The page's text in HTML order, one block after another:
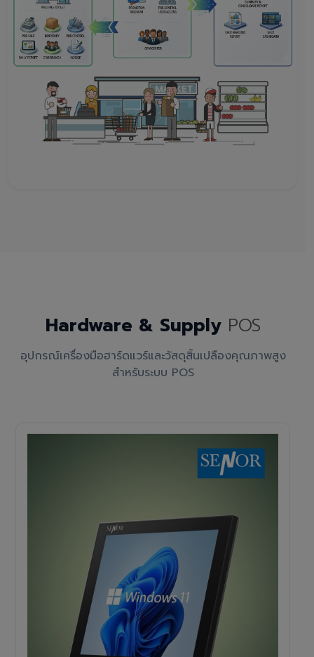
Hardware & Supply POS
อุปกรณ์เครื่องมือฮาร์ดแวร์และวัสดุสิ้นเปลืองคุณภาพสูง
สำหรับระบบ POS